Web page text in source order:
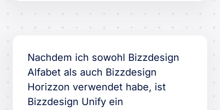
Nachdem ich sowohl Bizzdesign
Alfabet als auch Bizzdesign
Horizzon verwendet habe, ist
Bizzdesign Unify ein